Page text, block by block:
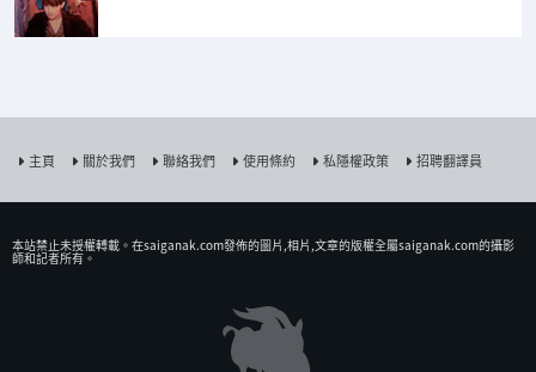
主頁 關於我們 聯絡我們 使用條約 私隱權政策 招聘翻譯員
本站禁止未授權𨍭載。在saiganak.com發佈的圖片,相片,文章的版權全屬saiganak.com的攝影
師和記者所有。